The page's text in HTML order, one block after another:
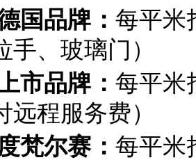
国品牌 ： 每平米
手、玻璃门）
市品牌 ： 每平米
远程服务费）
梵尔赛： 每平米